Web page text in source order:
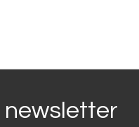
newsletter